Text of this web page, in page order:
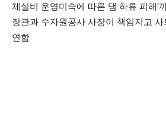
체설비 운영미숙에 따른 댐 하류 피해’
장관과 수자원공사 사장이 책임지고
연합